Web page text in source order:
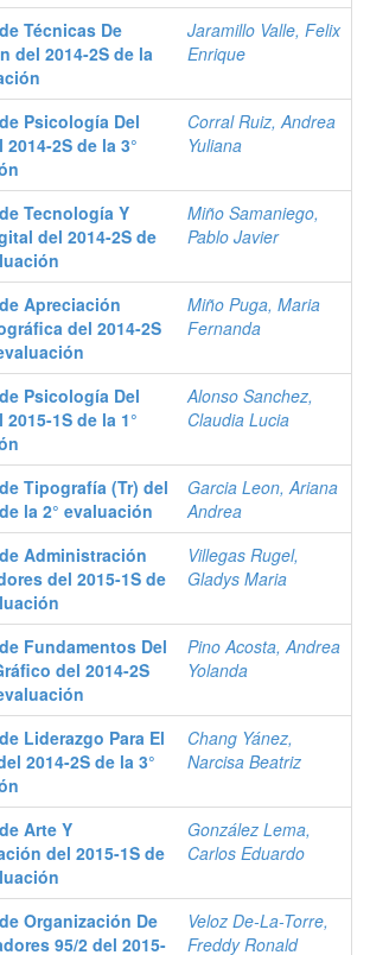
Técnicas De
del 2014-2S de la
Jaramillo Valle, Felix
Enrique
Psicología Del
2S de la 3°
Corral Ruiz, Andrea
Yuliana
Tecnología Y
del 2014-2S de
Miño Samaniego,
Pablo Javier
Apreciación
del 2014-2S
Miño Puga, Maria
Fernanda
Psicología Del
1S de la 1°
Alonso Sanchez,
Claudia Lucia
Tipografía (Tr) del
la 2° evaluación
Garcia Leon, Ariana
Andrea
Administración
del 2015-1S de
Villegas Rugel,
Gladys Maria
Fundamentos Del
del 2014-2S
Pino Acosta, Andrea
Yolanda
Liderazgo Para El
2014-2S de la 3°
Chang Yánez,
Narcisa Beatriz
Arte Y
del 2015-1S de
González Lema,
Carlos Eduardo
Organización De
95/2 del 2015-
Veloz De-La-Torre,
Freddy Ronald